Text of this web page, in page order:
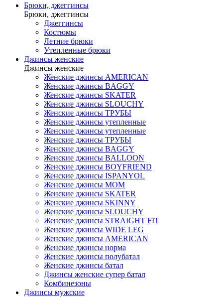
Брюки, джеггинсы
Брюки, джеггинсы
Джеггинсы
Костюмы
Летние брюки
Утепленные брюки
Джинсы женские
Джинсы женские
Женские джинсы AMERICAN
Женские джинсы BAGGY
Женские джинсы SKATER
Женские джинсы SLOUCHY
Женские джинсы ТРУБЫ
Женские джинсы утепленные
Женские джинсы утепленные
Женские джинсы ТРУБЫ
Женские джинсы BAGGY
Женские джинсы BALLOON
Женские джинсы BOYFRIEND
Женские джинсы ISPANYOL
Женские джинсы МОМ
Женские джинсы SKATER
Женские джинсы SKINNY
Женские джинсы SLOUCHY
Женские джинсы STRAIGHT FIT
Женские джинсы WIDE LEG
Женские джинсы AMERICAN
Женские джинсы норма
Женские джинсы полубатал
Женские джинсы батал
Джинсы женские супер батал
Комбинезоны
Джинсы мужские